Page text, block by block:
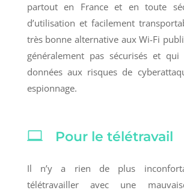
partout en France et en toute
d’utilisation et facilement
très bonne alternative aux Wi-Fi
généralement pas sécurisés et qui
données aux risques de
espionnage.
 Pour le télétravail
Il n’y a rien de plus
télétravailler avec une